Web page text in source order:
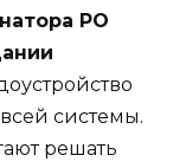
РО
системы.
решать